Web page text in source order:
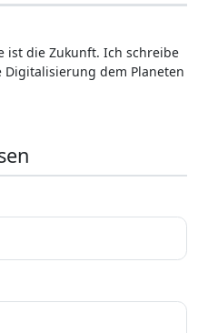
ist die Zukunft. Ich schreibe
Digitalisierung dem Planeten